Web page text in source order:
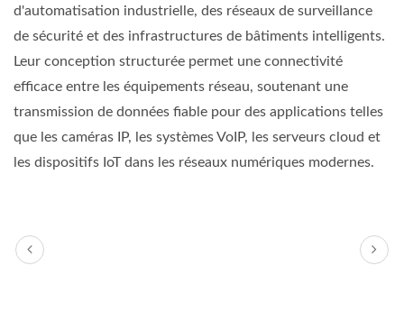
d'automatisation industrielle, des réseaux de surveillance
de sécurité et des infrastructures de bâtiments intelligents.
Leur conception structurée permet une connectivité
efficace entre les équipements réseau, soutenant une
transmission de données fiable pour des applications telles
que les caméras IP, les systèmes VoIP, les serveurs cloud et
les dispositifs IoT dans les réseaux numériques modernes.